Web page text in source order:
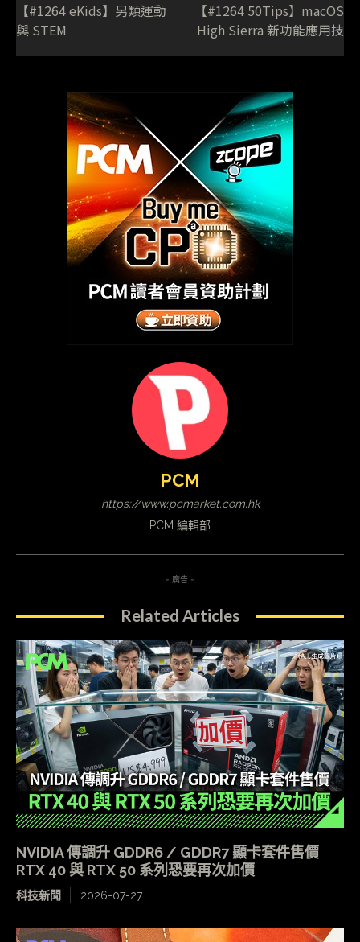
【#1264 eKids】另類運動
與 STEM
【#1264 50Tips】macOS
High Sierra 新功能應用技
PCM
https://www.pcmarket.com.hk
PCM 編輯部
- 廣告 -
Related Articles
NVIDIA 傳調升 GDDR6 / GDDR7 顯卡套件售價
RTX 40 與 RTX 50 系列恐要再次加價
科技新聞 2026-07-27